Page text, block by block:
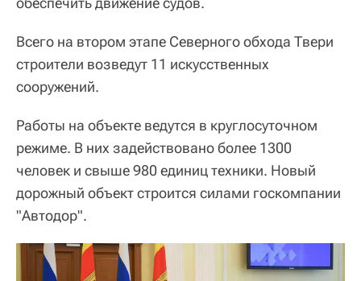
Всего на втором этапе Северного обхода Твери
строители возведут 11 искусственных
сооружений.
Работы на объекте ведутся в круглосуточном
режиме. В них задействовано более 1300
человек и свыше 980 единиц техники. Новый
дорожный объект строится силами госкомпании
"Автодор".